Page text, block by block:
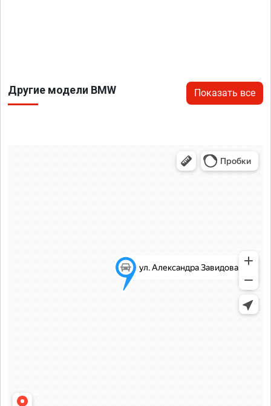
Другие модели BMW Показать все